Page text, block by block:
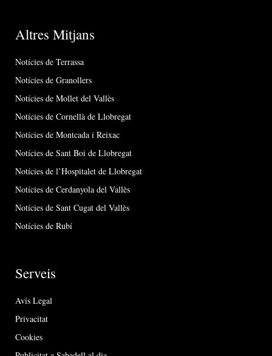
Altres Mitjans
Notícies de Terrassa
Notícies de Granollers
Notícies de Mollet del Vallès
Notícies de Cornellà de Llobregat
Notícies de Montcada i Reixac
Notícies de Sant Boi de Llobregat
Notícies de l’Hospitalet de Llobregat
Notícies de Cerdanyola del Vallès
Notícies de Sant Cugat del Vallès
Notícies de Rubí
Serveis
Avís Legal
Privacitat
Cookies